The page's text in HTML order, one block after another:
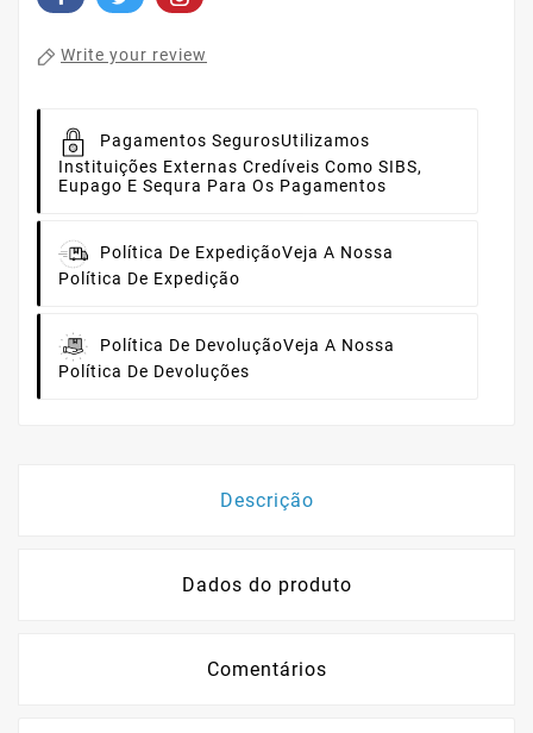
Write your review
Pagamentos SegurosUtilizamos
Instituições Externas Credíveis Como SIBS,
Eupago E Sequra Para Os Pagamentos
Política De ExpediçãoVeja A Nossa
Política De Expedição
Política De DevoluçãoVeja A Nossa
Política De Devoluções
Descrição
Dados do produto
Comentários